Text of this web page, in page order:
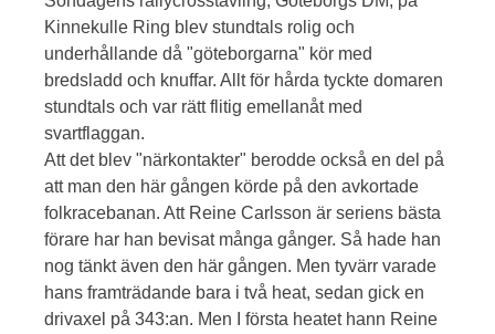
Kinnekulle Ring blev stundtals rolig och
underhållande då "göteborgarna" kör med
bredsladd och knuffar. Allt för hårda tyckte domaren
stundtals och var rätt flitig emellanåt med
svartflaggan.
Att det blev "närkontakter" berodde också en del på
att man den här gången körde på den avkortade
folkracebanan. Att Reine Carlsson är seriens bästa
förare har han bevisat många gånger. Så hade han
nog tänkt även den här gången. Men tyvärr varade
hans framträdande bara i två heat, sedan gick en
drivaxel på 343:an. Men I första heatet hann Reine